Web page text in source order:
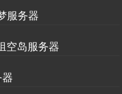
服务器
空岛服务器